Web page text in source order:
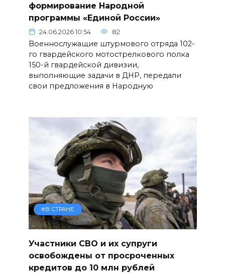
формирование Народной
программы «Единой России»
24.06.2026 10:54 82
Военнослужащие штурмового отряда 102-
го гвардейского мотострелкового полка
150-й гвардейской дивизии,
выполняющие задачи в ДНР, передали
свои предложения в Народную
#В СТРАНЕ
Участники СВО и их супруги
освобождены от просроченных
кредитов до 10 млн рублей